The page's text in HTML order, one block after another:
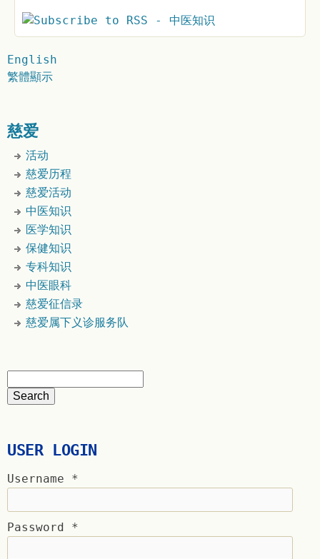
English
繁體顯示
慈爱
活动
慈爱历程
慈爱活动
中医知识
医学知识
保健知识
专科知识
中医眼科
慈爱征信录
慈爱属下义诊服务队
USER LOGIN
Username *
Password *